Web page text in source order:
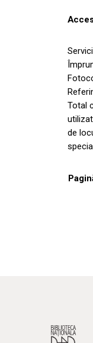
Total
de